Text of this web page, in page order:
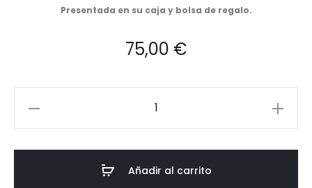
Presentada en su caja y bolsa de regalo.
75,00 €
Añadir al carrito